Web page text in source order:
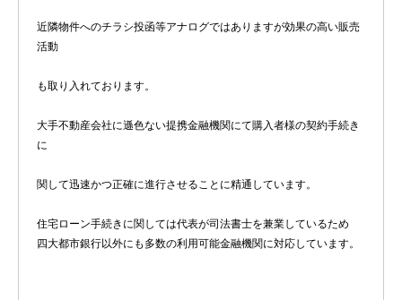
近隣物件へのチラシ投函等アナログではありますが効果の高い販売
活動
も取り入れております。
大手不動産会社に遜色ない提携金融機関にて購入者様の契約手続き
に
関して迅速かつ正確に進行させることに精通しています。
住宅ローン手続きに関しては代表が司法書士を兼業しているため
四大都市銀行以外にも多数の利用可能金融機関に対応しています。